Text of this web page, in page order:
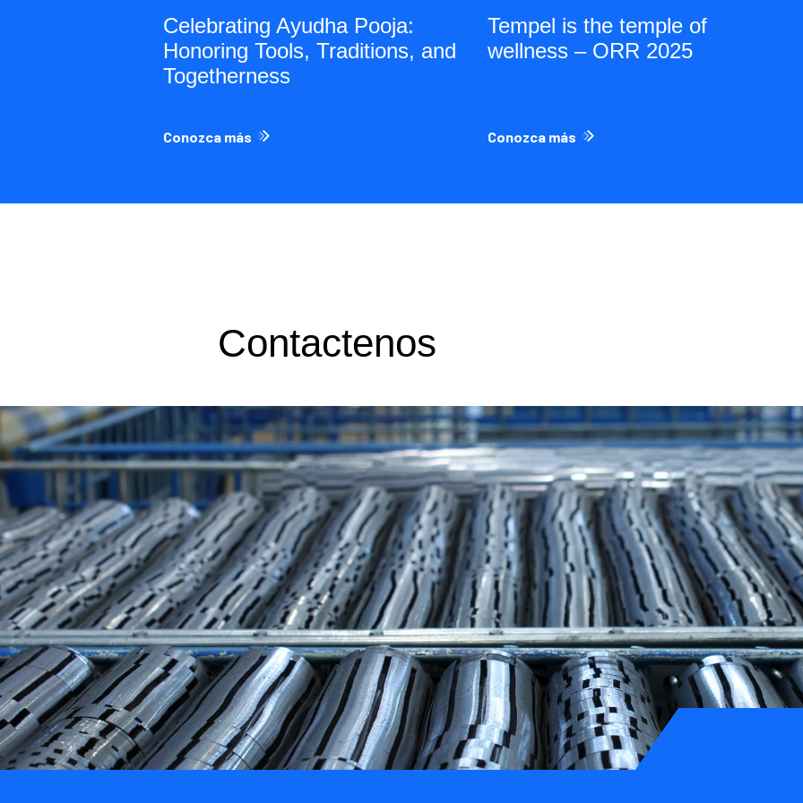
Celebrating Ayudha Pooja:
Honoring Tools, Traditions, and
Togetherness
Conozca más
Tempel is the temple of
wellness – ORR 2025
Conozca más
Contactenos